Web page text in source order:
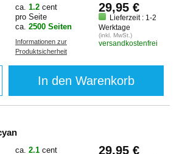
ca. 1.2 cent
pro Seite
ca. 2500 Seiten
Informationen zur
Produktsicherheit
29,95 €
Lieferzeit : 1-2
Werktage
(inkl. MwSt.)
versandkostenfrei
In den Warenkorb
TN-241 C, cyan
ca. 2.1 cent
29,95 €